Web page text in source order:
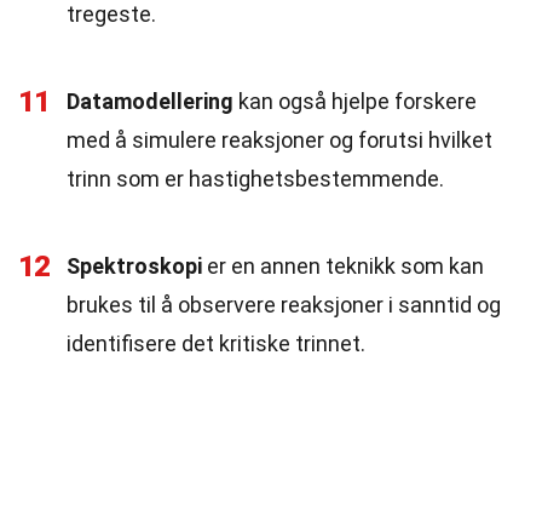
tregeste.
11 Datamodellering kan også hjelpe forskere
med å simulere reaksjoner og forutsi hvilket
trinn som er hastighetsbestemmende.
12 Spektroskopi er en annen teknikk som kan
brukes til å observere reaksjoner i sanntid og
identifisere det kritiske trinnet.